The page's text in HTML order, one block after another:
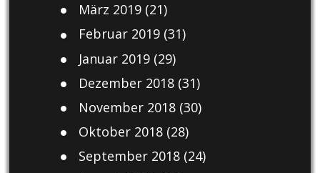
März 2019(21)
Februar 2019(31)
Januar 2019(29)
Dezember 2018(31)
November 2018(30)
Oktober 2018(28)
September 2018(24)